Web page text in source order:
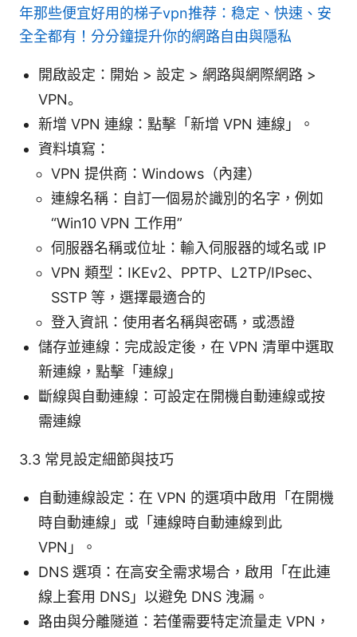
年那些便宜好用的梯子vpn推荐：稳定、快速、安
全全都有！分分鐘提升你的網路自由與隱私
開啟設定：開始 > 設定 > 網路與網際網路 >
VPN。
新增 VPN 連線：點擊「新增 VPN 連線」。
資料填寫：
VPN 提供商：Windows（內建）
連線名稱：自訂一個易於識別的名字，例如
“Win10 VPN 工作用”
伺服器名稱或位址：輸入伺服器的域名或 IP
VPN 類型：IKEv2、PPTP、L2TP/IPsec、
SSTP 等，選擇最適合的
登入資訊：使用者名稱與密碼，或憑證
儲存並連線：完成設定後，在 VPN 清單中選取
新連線，點擊「連線」
斷線與自動連線：可設定在開機自動連線或按
需連線
3.3 常見設定細節與技巧
自動連線設定：在 VPN 的選項中啟用「在開機
時自動連線」或「連線時自動連線到此
VPN」。
DNS 選項：在高安全需求場合，啟用「在此連
線上套用 DNS」以避免 DNS 洩漏。
路由與分離隧道：若僅需要特定流量走 VPN，